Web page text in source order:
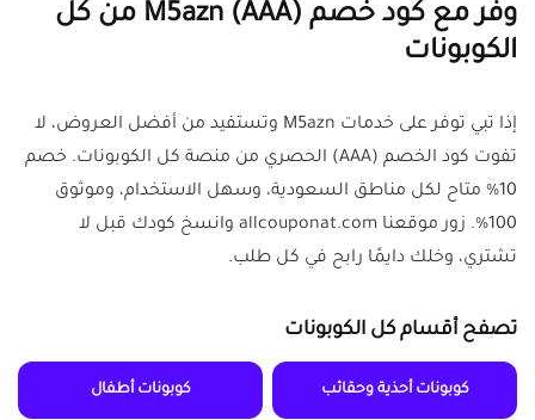
وفر مع كود خصم M5azn (AAA) من كل
الكوبونات
إذا تبي توفر على خدمات M5azn وتستفيد من أفضل العروض، لا
تفوت كود الخصم (AAA) الحصري من منصة كل الكوبونات. خصم
10% متاح لكل مناطق السعودية، وسهل الاستخدام، وموثوق
100%. زور موقعنا allcouponat.com وانسخ كودك قبل لا
تشتري، وخلك دايمًا رابح في كل طلب.
تصفح أقسام كل الكوبونات
كوبونات أحذية وحقائب كوبونات أطفال